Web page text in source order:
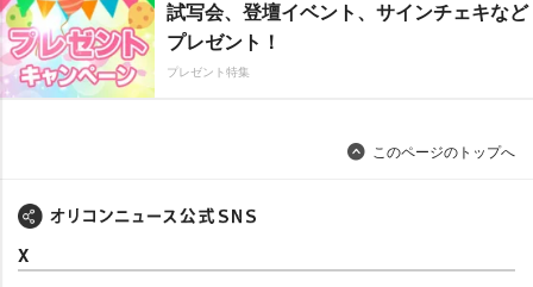
試写会、登壇イベント、サインチェキなど
プレゼント！
プレゼント特集
このページのトップへ
X